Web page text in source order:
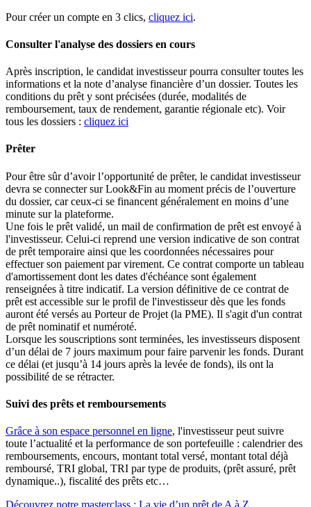
Pour créer un compte en 3 clics, cliquez ici.
Consulter l'analyse des dossiers en cours
Après inscription, le candidat investisseur pourra consulter toutes les
informations et la note d’analyse financière d’un dossier. Toutes les
conditions du prêt y sont précisées (durée, modalités de
remboursement, taux de rendement, garantie régionale etc). Voir
tous les dossiers : cliquez ici
Prêter
Pour être sûr d’avoir l’opportunité de prêter, le candidat investisseur
devra se connecter sur Look&Fin au moment précis de l’ouverture
du dossier, car ceux-ci se financent généralement en moins d’une
minute sur la plateforme.
Une fois le prêt validé, un mail de confirmation de prêt est envoyé à
l'investisseur. Celui-ci reprend une version indicative de son contrat
de prêt temporaire ainsi que les coordonnées nécessaires pour
effectuer son paiement par virement. Ce contrat comporte un tableau
d'amortissement dont les dates d'échéance sont également
renseignées à titre indicatif. La version définitive de ce contrat de
prêt est accessible sur le profil de l'investisseur dès que les fonds
auront été versés au Porteur de Projet (la PME). Il s'agit d'un contrat
de prêt nominatif et numéroté.
Lorsque les souscriptions sont terminées, les investisseurs disposent
d’un délai de 7 jours maximum pour faire parvenir les fonds. Durant
ce délai (et jusqu’à 14 jours après la levée de fonds), ils ont la
possibilité de se rétracter.
Suivi des prêts et remboursements
Grâce à son espace personnel en ligne, l'investisseur peut suivre
toute l’actualité et la performance de son portefeuille : calendrier des
remboursements, encours, montant total versé, montant total déjà
remboursé, TRI global, TRI par type de produits, (prêt assuré, prêt
dynamique..), fiscalité des prêts etc…